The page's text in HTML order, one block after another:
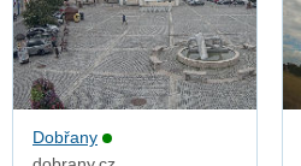
Dobřany